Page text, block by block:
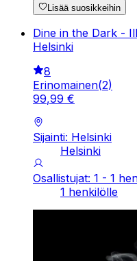
Lisää suosikkeihin
Dine in the Dark -
Helsinki
8
Erinomainen(2)
99,99 €
Sijainti: Helsinki
Helsinki
Osallistujat: 1 - 1
1 henkilölle